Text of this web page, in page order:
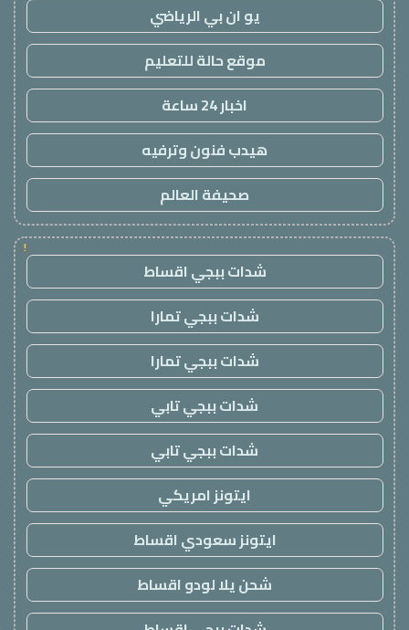
يو ان بي الرياضي
موقع حالة للتعليم
اخبار 24 ساعة
هيدب فنون وترفيه
صحيفة العالم
!
شدات ببجي اقساط
شدات ببجي تمارا
شدات ببجي تمارا
شدات ببجي تابي
شدات ببجي تابي
ايتونز امريكي
ايتونز سعودي اقساط
شحن يلا لودو اقساط